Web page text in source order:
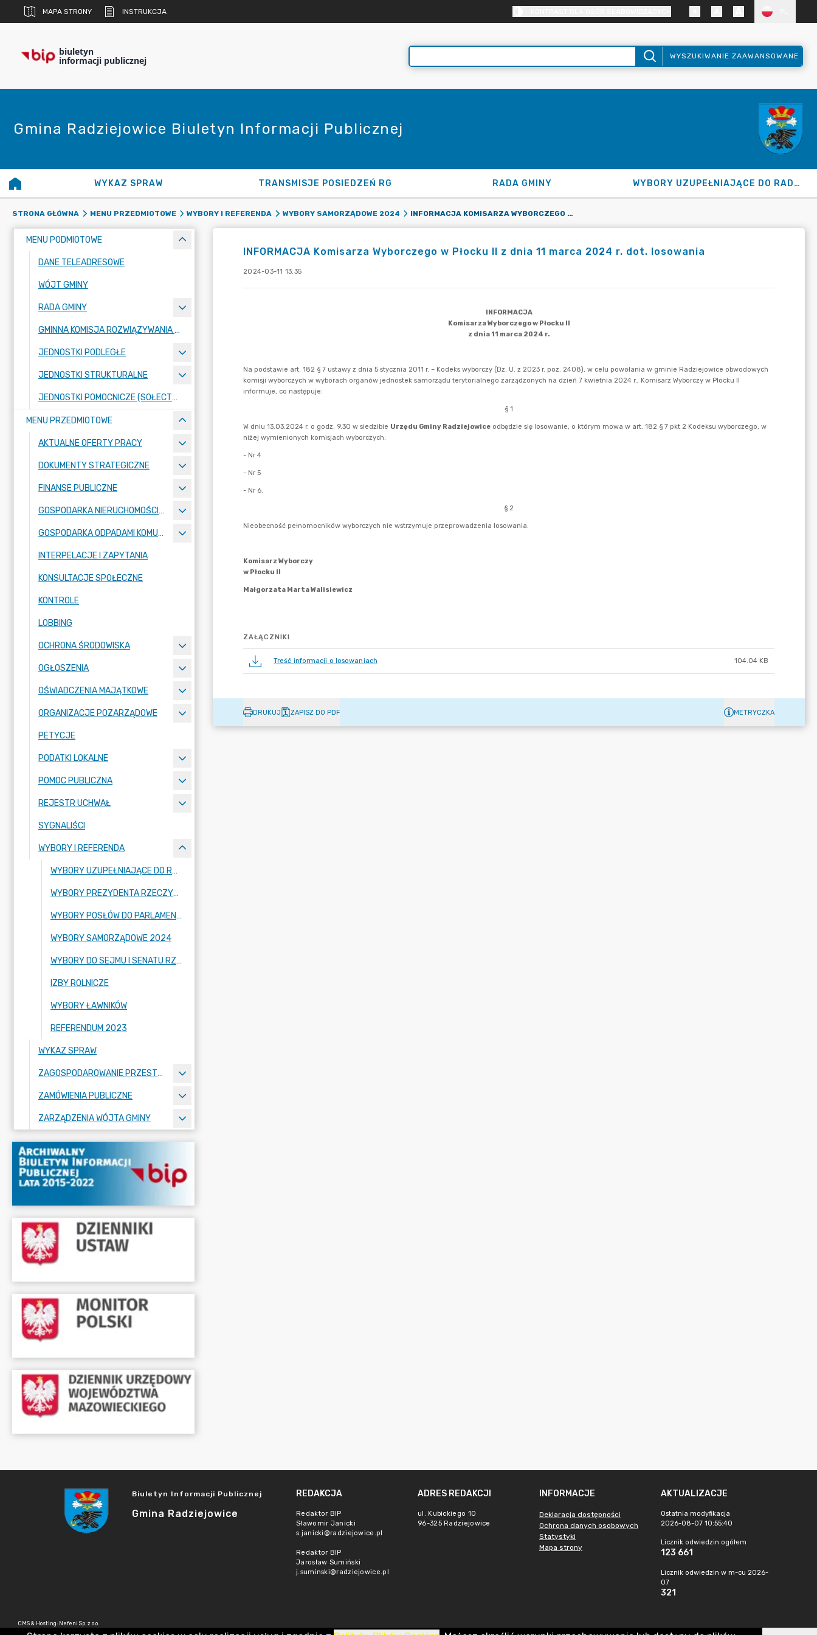
MAPA STRONY INSTRUKCJA
biuletyn
informacji publicznej WYSZUKIWANIE ZAAWANSOWANE
Gmina Radziejowice Biuletyn Informacji Publicznej
WYKAZ SPRAW TRANSMISJE POSIEDZEŃ RG RADA GMINY WYBORY UZUPEŁNIAJĄCE DO RADY GMINY 2026
STRONA GŁÓWNA MENU PRZEDMIOTOWE WYBORY I REFERENDA WYBORY SAMORZĄDOWE 2024 INFORMACJA KOMISARZA WYBORCZEGO W PŁOCKU II Z DNIA 11 MARCA 2024 R. DOT. LOSOWANIA
MENU PODMIOTOWE
DANE TELEADRESOWE
WÓJT GMINY
RADA GMINY
GMINNA KOMISJA ROZWIĄZYWANIA PROBLEMÓW ALKOHOLOWYCH
JEDNOSTKI PODLEGŁE
JEDNOSTKI STRUKTURALNE
JEDNOSTKI POMOCNICZE (SOŁECTWA)
MENU PRZEDMIOTOWE
AKTUALNE OFERTY PRACY
DOKUMENTY STRATEGICZNE
FINANSE PUBLICZNE
GOSPODARKA NIERUCHOMOŚCIAMI
GOSPODARKA ODPADAMI KOMUNALNYMI
INTERPELACJE I ZAPYTANIA
KONSULTACJE SPOŁECZNE
KONTROLE
LOBBING
OCHRONA ŚRODOWISKA
OGŁOSZENIA
OŚWIADCZENIA MAJĄTKOWE
ORGANIZACJE POZARZĄDOWE
PETYCJE
PODATKI LOKALNE
POMOC PUBLICZNA
REJESTR UCHWAŁ
SYGNALIŚCI
WYBORY I REFERENDA
WYBORY UZUPEŁNIAJĄCE DO RADY GMINY 2026
WYBORY PREZYDENTA RZECZYPOSPOLITEJ POLSKIEJ 2025 R.
WYBORY POSŁÓW DO PARLAMENTU EUROPEJSKIEGO 2024
WYBORY SAMORZĄDOWE 2024
WYBORY DO SEJMU I SENATU RZECZYPOSPOLITEJ POLSKIEJ 2023
IZBY ROLNICZE
WYBORY ŁAWNIKÓW
REFERENDUM 2023
WYKAZ SPRAW
ZAGOSPODAROWANIE PRZESTRZENNE
ZAMÓWIENIA PUBLICZNE
ZARZĄDZENIA WÓJTA GMINY
INFORMACJA Komisarza Wyborczego w Płocku II z dnia 11 marca 2024 r. dot. losowania
2024-03-11 13:35
ZAŁĄCZNIKI
Treść informacji o losowaniach 104.04 KB
DRUKUJ ZAPISZ DO PDF METRYCZKA
Biuletyn Informacji Publicznej
Gmina Radziejowice
REDAKCJA
Redaktor BIP
Sławomir Janicki
s.janicki@radziejowice.pl
Redaktor BIP
Jarosław Sumiński
j.suminski@radziejowice.pl
ADRES REDAKCJI
ul. Kubickiego 10
96-325 Radziejowice
INFORMACJE
Deklaracja dostępności
Ochrona danych osobowych
Statystyki
Mapa strony
AKTUALIZACJE
Ostatnia modyfikacja
2026-08-07 10:55:40
Licznik odwiedzin ogółem
123 661
Licznik odwiedzin w m-cu 2026-
07
321
CMS & Hosting: Nefeni Sp. z o.o.